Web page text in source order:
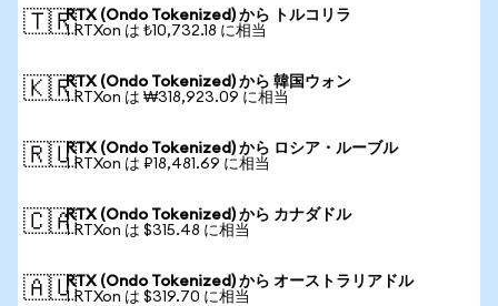
🇹🇷RTX (Ondo Tokenized) から トルコリラ
1 RTXon は ₺10,732.18 に相当
🇰🇷RTX (Ondo Tokenized) から 韓国ウォン
1 RTXon は ₩318,923.09 に相当
🇷🇺RTX (Ondo Tokenized) から ロシア・ルーブル
1 RTXon は ₽18,481.69 に相当
🇨🇦RTX (Ondo Tokenized) から カナダドル
1 RTXon は $315.48 に相当
🇦🇺RTX (Ondo Tokenized) から オーストラリアドル
1 RTXon は $319.70 に相当